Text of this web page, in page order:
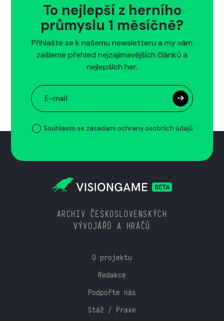
To nejlepší z herního
průmyslu 1 měsíčně?
Přihlašte se k našemu newsletteru a my vám
zašleme přehled nejzajímavějších článků a
nejlepších her.
Souhlasím se zásadami ochrany osobních údajů
ARCHIV ČESKOSLOVENSKÝCH
VÝVOJÁŘŮ A HRÁČŮ
O projektu
Redakce
Podpořte nás
Stáž / Praxe